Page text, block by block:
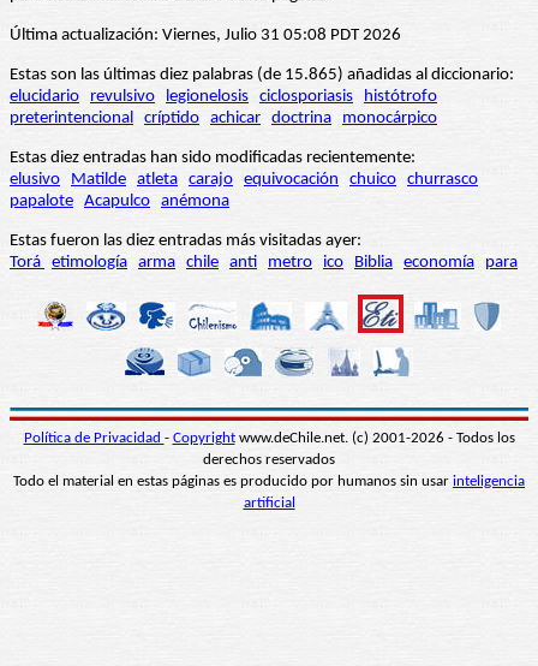
Última actualización: Viernes, Julio 31 05:08 PDT 2026
Estas son las últimas diez palabras (de 15.865) añadidas al diccionario:
elucidario
revulsivo legionelosis ciclosporiasis
histótrofo
preterintencional críptido achicar doctrina monocárpico
Estas diez entradas han sido modificadas recientemente:
elusivo
Matilde atleta carajo equivocación chuico churrasco
papalote Acapulco anémona
Estas fueron las diez entradas más visitadas ayer:
Torá etimología arma chile anti metro ico Biblia economía para
Política de Privacidad - Copyrightwww.deChile.net. (c) 2001-2026 - Todos los
derechos reservados
Todo el material en estas páginas es producido por humanos sin usar inteligencia
artificial